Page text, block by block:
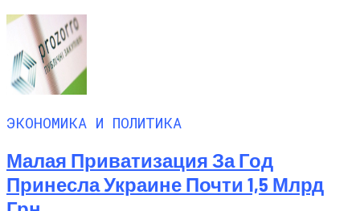
ЭКОНОМИКА И ПОЛИТИКА
Малая Приватизация За Год
Принесла Украине Почти 1,5 Млрд